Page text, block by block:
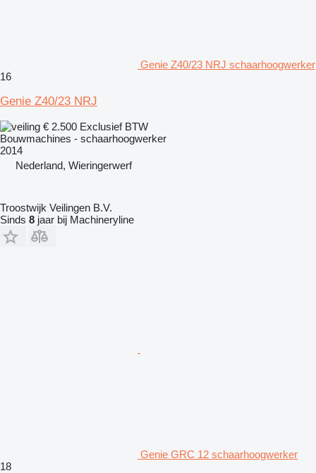
Genie Z40/23 NRJ schaarhoogwerker
16
Genie Z40/23 NRJ
€ 2.500 Exclusief BTW
Bouwmachines - schaarhoogwerker
2014
Nederland, Wieringerwerf
Troostwijk Veilingen B.V.
Sinds 8 jaar bij Machineryline
Genie GRC 12 schaarhoogwerker
18